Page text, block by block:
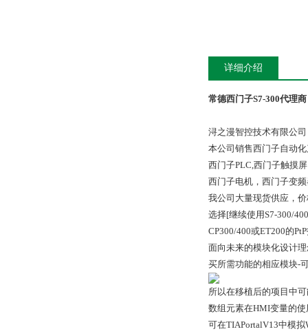
详细介绍
常德西门子S7-300代理商
浔之漫智控技术有限公
本公司销售西门子自动
西门子PLC,西门子触摸
西门子电机，西门子变
我公司大量现货供应，
选择[继续使用S7-300/
CP300/400或ET200的
面向未来的模块化设计
买所需功能的相应模块-
所以在移植后的项目中
数组元素在HMI变量的
可在TIAPortalV13中模